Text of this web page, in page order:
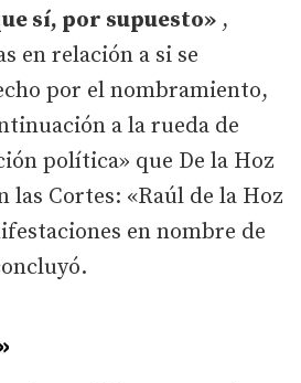
sí, por supuesto» ,
en relación a si se
por el nombramiento,
a la rueda de
política» que De la Hoz
las Cortes: «Raúl de la Hoz
en nombre de